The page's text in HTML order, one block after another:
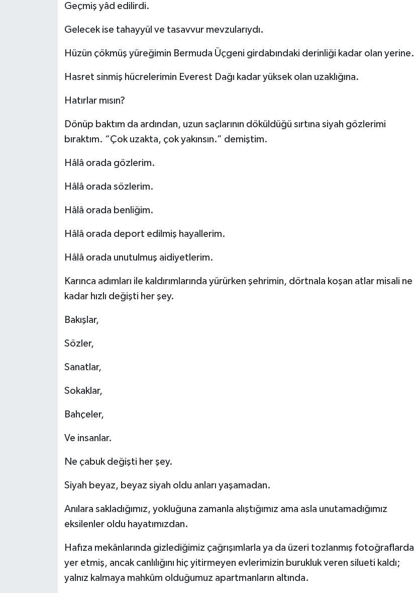
Geçmiş yâd edilirdi.
Gelecek ise tahayyül ve tasavvur mevzularıydı.
Hüzün çökmüş yüreğimin Bermuda Üçgeni girdabındaki derinliği kadar olan yerine.
Hasret sinmiş hücrelerimin Everest Dağı kadar yüksek olan uzaklığına.
Hatırlar mısın?
Dönüp baktım da ardından, uzun saçlarının döküldüğü sırtına siyah gözlerimi
bıraktım. “Çok uzakta, çok yakınsın.” demiştim.
Hâlâ orada gözlerim.
Hâlâ orada sözlerim.
Hâlâ orada benliğim.
Hâlâ orada deport edilmiş hayallerim.
Hâlâ orada unutulmuş aidiyetlerim.
Karınca adımları ile kaldırımlarında yürürken şehrimin, dörtnala koşan atlar misali ne
kadar hızlı değişti her şey.
Bakışlar,
Sözler,
Sanatlar,
Sokaklar,
Bahçeler,
Ve insanlar.
Ne çabuk değişti her şey.
Siyah beyaz, beyaz siyah oldu anları yaşamadan.
Anılara sakladığımız, yokluğuna zamanla alıştığımız ama asla unutamadığımız
eksilenler oldu hayatımızdan.
Hafıza mekânlarında gizlediğimiz çağrışımlarla ya da üzeri tozlanmış fotoğraflarda
yer etmiş, ancak canlılığını hiç yitirmeyen evlerimizin burukluk veren silueti kaldı;
yalnız kalmaya mahkûm olduğumuz apartmanların altında.